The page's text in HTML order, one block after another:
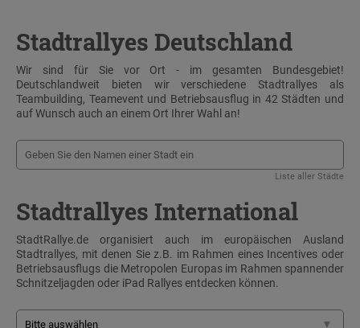
Stadtrallyes Deutschland
Wir sind für Sie vor Ort - im gesamten Bundesgebiet!
Deutschlandweit bieten wir verschiedene Stadtrallyes als
Teambuilding, Teamevent und Betriebsausflug in 42 Städten und
auf Wunsch auch an einem Ort Ihrer Wahl an!
Liste aller Städte
Stadtrallyes International
StadtRallye.de organisiert auch im europäischen Ausland
Stadtrallyes, mit denen Sie z.B. im Rahmen eines Incentives oder
Betriebsausflugs die Metropolen Europas im Rahmen spannender
Schnitzeljagden oder iPad Rallyes entdecken können.